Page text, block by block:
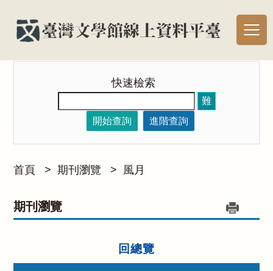
快速檢索
難
開始查詢
進階查詢
首頁 > 期刊瀏覽 > 風月
期刊瀏覽
回總覽